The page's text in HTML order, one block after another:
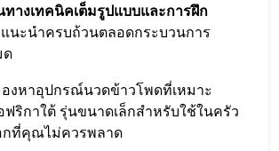
างเทคนิคเต็มรูปแบบและการฝึก
นะนำครบถ้วนตลอดกระบวนการ
ด
งหาอุปกรณ์นวดข้าวโพดที่เหมาะ
ริกาใต้ รุ่นขนาดเล็กสำหรับใช้ในครัว
กที่คุณไม่ควรพลาด